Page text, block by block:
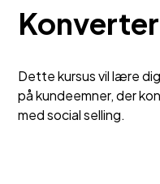
Dette kursus vil lære
på kundeemner, der
med social selling.